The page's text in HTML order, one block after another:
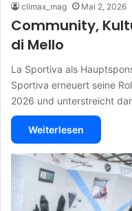
climax_mag Mai 2, 2026
Community,
di Mello
La Sportiva als
Sportiva erneuert seine
2026 und unterstreicht
Weiterlesen